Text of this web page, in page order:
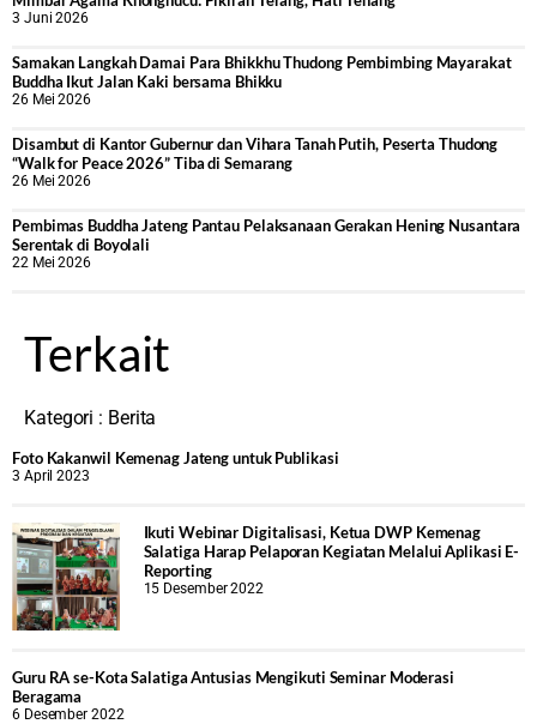
3 Juni 2026
Samakan Langkah Damai Para Bhikkhu Thudong Pembimbing Mayarakat
Buddha Ikut Jalan Kaki bersama Bhikku
26 Mei 2026
Disambut di Kantor Gubernur dan Vihara Tanah Putih, Peserta Thudong
“Walk for Peace 2026” Tiba di Semarang
26 Mei 2026
‎Pembimas Buddha Jateng Pantau Pelaksanaan Gerakan Hening Nusantara
Serentak di Boyolali
22 Mei 2026
Terkait
Kategori : Berita
Foto Kakanwil Kemenag Jateng untuk Publikasi
3 April 2023
Ikuti Webinar Digitalisasi, Ketua DWP Kemenag
Salatiga Harap Pelaporan Kegiatan Melalui Aplikasi E-
Reporting
15 Desember 2022
Guru RA se-Kota Salatiga Antusias Mengikuti Seminar Moderasi
Beragama
6 Desember 2022